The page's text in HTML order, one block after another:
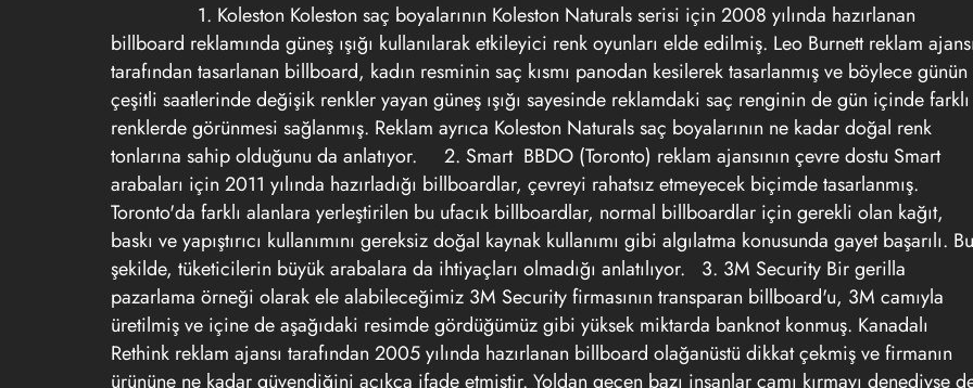
1. Koleston Koleston saç boyalarının Koleston Naturals serisi için 2008 yılında hazırlanan
billboard reklamında güneş ışığı kullanılarak etkileyici renk oyunları elde edilmiş. Leo Burnett reklam
tarafından tasarlanan billboard, kadın resminin saç kısmı panodan kesilerek tasarlanmış ve böylece günün
çeşitli saatlerinde değişik renkler yayan güneş ışığı sayesinde reklamdaki saç renginin de gün içinde farklı
renklerde görünmesi sağlanmış. Reklam ayrıca Koleston Naturals saç boyalarının ne kadar doğal renk
tonlarına sahip olduğunu da anlatıyor.
2. Smart BBDO (Toronto) reklam ajansının çevre dostu Smart
arabaları için 2011 yılında hazırladığı billboardlar, çevreyi rahatsız etmeyecek biçimde tasarlanmış.
Toronto'da farklı alanlara yerleştirilen bu ufacık billboardlar, normal billboardlar için gerekli olan kağıt,
baskı ve yapıştırıcı kullanımını gereksiz doğal kaynak kullanımı gibi algılatma konusunda gayet başarılı. Bu
şekilde, tüketicilerin büyük arabalara da ihtiyaçları olmadığı anlatılıyor.
3. 3M Security Bir gerilla
pazarlama örneği olarak ele alabileceğimiz 3M Security firmasının transparan billboard'u, 3M camıyla
üretilmiş ve içine de aşağıdaki resimde gördüğümüz gibi yüksek miktarda banknot konmuş. Kanadalı
Rethink reklam ajansı tarafından 2005 yılında hazırlanan billboard olağanüstü dikkat çekmiş ve firmanın
ürününe ne kadar güvendiğini açıkça ifade etmiştir. Yoldan geçen bazı insanlar camı kırmayı denediyse